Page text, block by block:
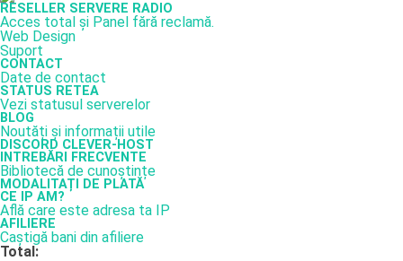
RESELLER SERVERE RADIO
Acces total și Panel fără reclamă.
Web Design
Suport
CONTACT
Date de contact
STATUS RETEA
Vezi statusul serverelor
BLOG
Noutăți și informații utile
DISCORD CLEVER-HOST
INTREBĂRI FRECVENTE
Bibliotecă de cunoștințe
MODALITAȚI DE PLATĂ
CE IP AM?
Află care este adresa ta IP
AFILIERE
Caștigă bani din afiliere
Total: